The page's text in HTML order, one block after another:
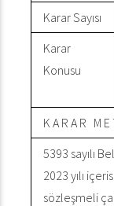
Karar Sayısı
Karar
Konusu
K A R A R M E
5393 sayılı
2023 yılı
sözleşmeli